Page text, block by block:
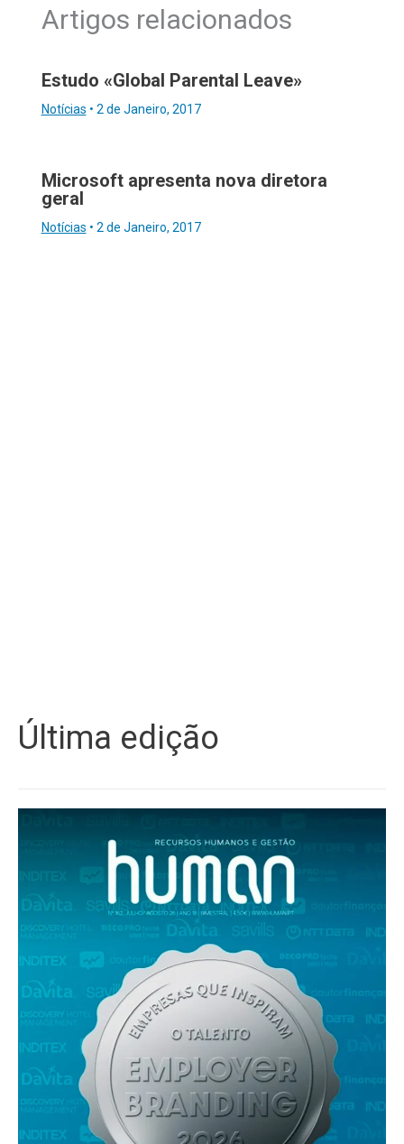
Artigos relacionados
Estudo «Global Parental Leave»
Notícias • 2 de Janeiro, 2017
Microsoft apresenta nova diretora
geral
Notícias • 2 de Janeiro, 2017
Última edição